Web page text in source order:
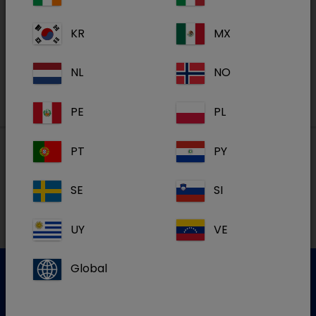
Academy
Nos adresses
KR MX
NL NO
PE PL
PT PY
SE SI
UY VE
Global